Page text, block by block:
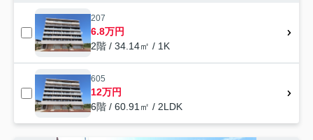
207
6.8万円
2階 / 34.14㎡ / 1K
605
12万円
6階 / 60.91㎡ / 2LDK